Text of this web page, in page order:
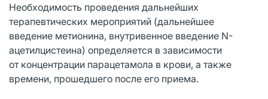
Необходимость проведения дальнейших
терапевтических мероприятий (дальнейшее
введение метионина, внутривенное введение N-
ацетилцистеина) определяется в зависимости
от концентрации парацетамола в крови, а также
времени, прошедшего после его приема.